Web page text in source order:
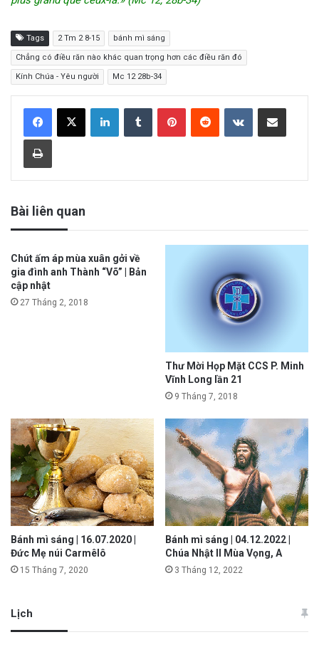
Tags 2 Tm 2 8-15 bánh mì sáng
Chẳng có điều răn nào khác quan trọng hơn các điều răn đó
Kính Chúa - Yêu người Mc 12 28b-34
Bài liên quan
Chút ấm áp mùa xuân gởi về
gia đình anh Thành “Võ” | Bản
cập nhật
27 Tháng 2, 2018
Thư Mời Họp Mặt CCS P. Minh
Vĩnh Long lần 21
9 Tháng 7, 2018
Bánh mì sáng | 16.07.2020 |
Đức Mẹ núi Carmêlô
15 Tháng 7, 2020
Bánh mì sáng | 04.12.2022 |
Chúa Nhật II Mùa Vọng, A
3 Tháng 12, 2022
Lịch